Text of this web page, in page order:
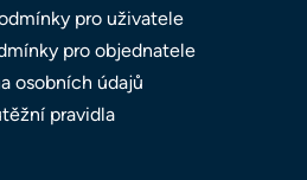
pro uživatele
pro objednatele
osobních údajů
pravidla